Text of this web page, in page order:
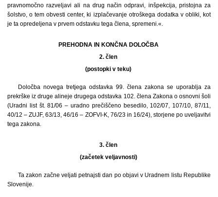
pravnomočno razveljavi ali na drug način odpravi, inšpekcija, pristojna za
šolstvo, o tem obvesti center, ki izplačevanje otroškega dodatka v obliki, kot
je ta opredeljena v prvem odstavku tega člena, spremeni.«.
PREHODNA IN KONČNA DOLOČBA
2. člen
(postopki v teku)
Določba novega tretjega odstavka 99. člena zakona se uporablja za
prekrške iz druge alineje drugega odstavka 102. člena Zakona o osnovni šoli
(Uradni list št. 81/06 – uradno prečiščeno besedilo, 102/07, 107/10, 87/11,
40/12 – ZUJF, 63/13, 46/16 – ZOFVI-K, 76/23 in 16/24), storjene po uveljavitvi
tega zakona.
3. člen
(začetek veljavnosti)
Ta zakon začne veljati petnajsti dan po objavi v Uradnem listu Republike
Slovenije.